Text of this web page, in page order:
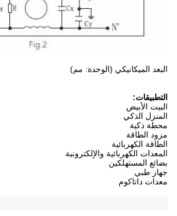
البعد الميكانيكي (الوحدة: مم)
التطبيقات:
البيت الأبيض
المنزل الذكي
محطة ذكية
مزود الطاقة
الطاقة الكهربائية
المعدات الكهربائية والإلكترونية
بضائع المستهلكين
جهاز طبي
معدات داتاكوم